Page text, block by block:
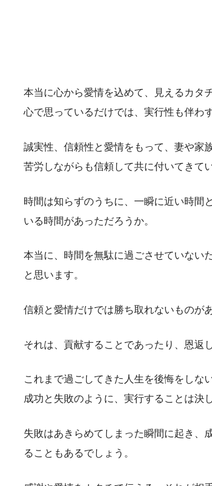
本当に心から愛情を込めて、見えるカタ
心で思っているだけでは、実行性も伴わ
誠実性、信頼性と愛情をもって、妻や家
苦労しながらも信頼して共に付いてきて
時間は知らずのうちに、一瞬に近い時間
いる時間があっただろうか。
本当に、時間を無駄に過ごさせていない
と思います。
信頼と愛情だけでは勝ち取れないものが
それは、貢献することであったり、恩返
これまで過ごしてきた人生を後悔をしな
成功と失敗のように、実行することは決
失敗はあきらめてしまった瞬間に起き、
ることもあるでしょう。